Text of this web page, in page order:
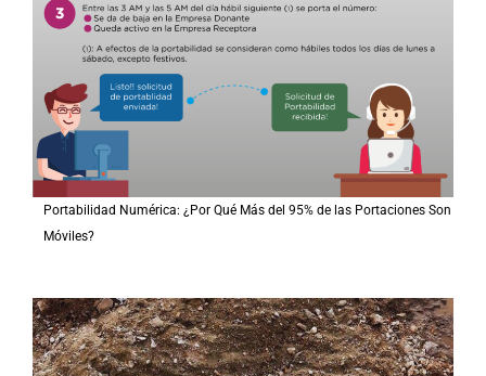
Portabilidad Numérica: ¿Por Qué Más del 95% de las Portaciones Son
Móviles?